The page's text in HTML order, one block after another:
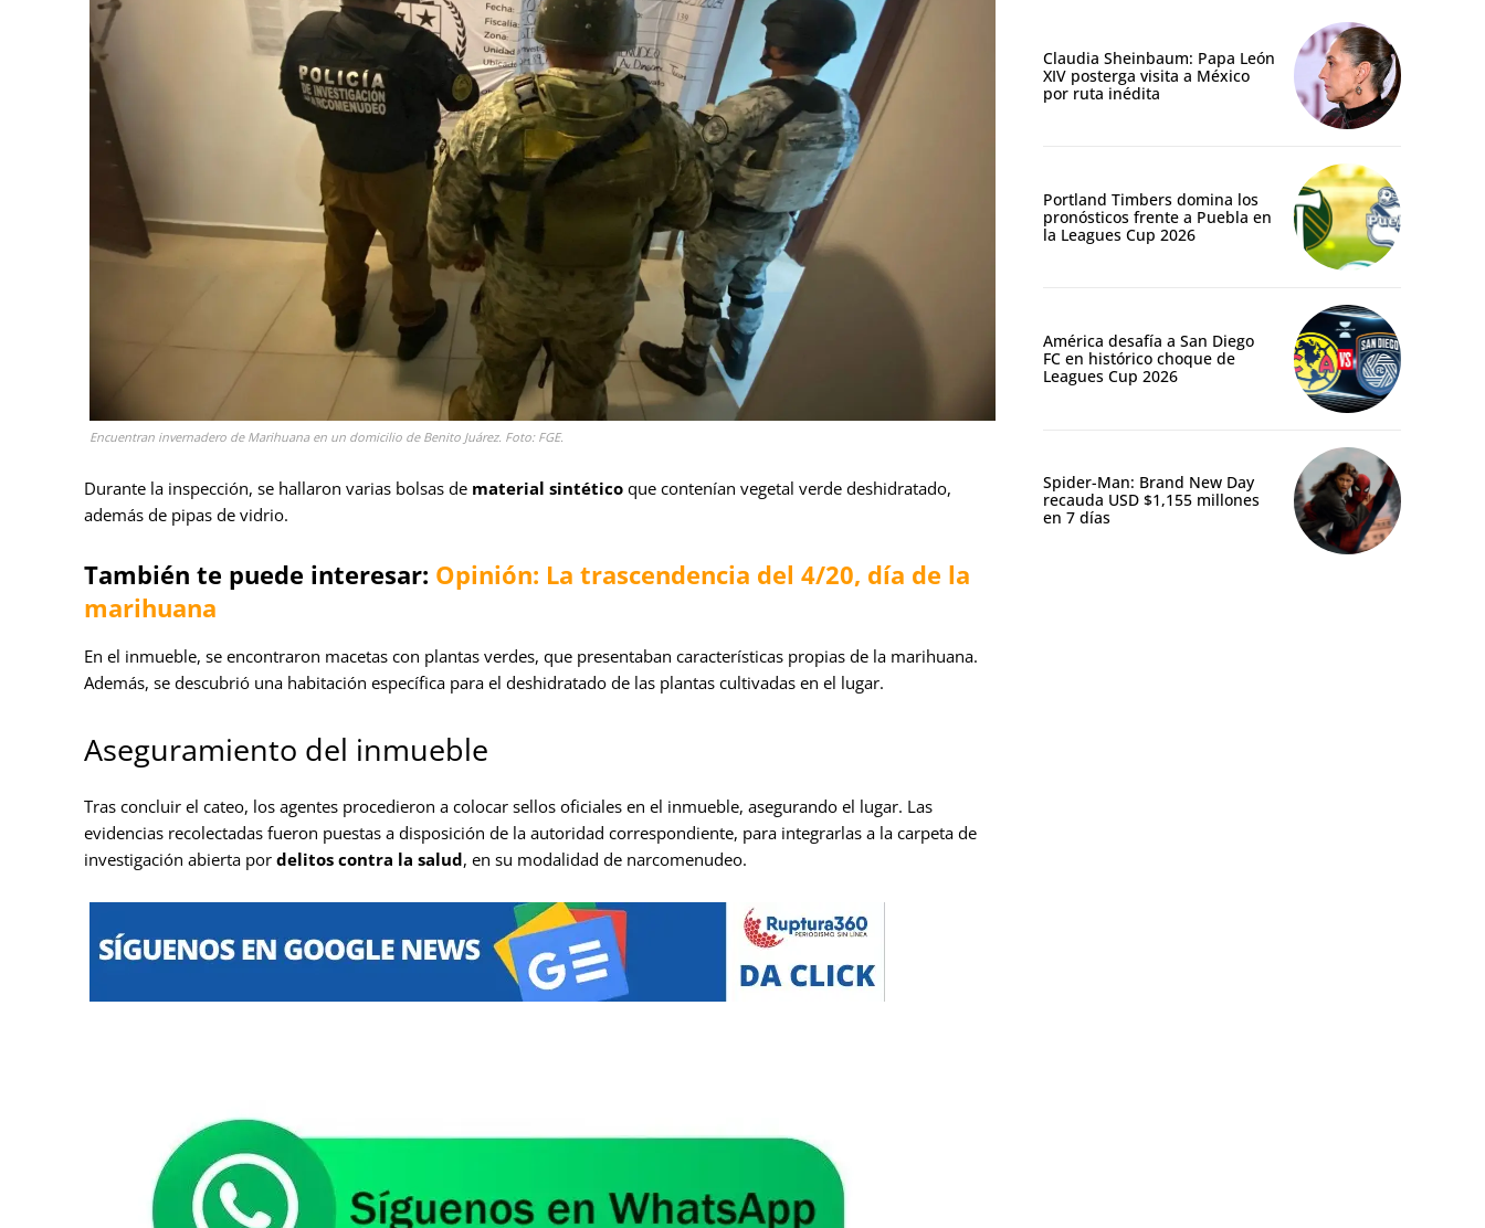
Encuentran invernadero de Marihuana en un domicilio de Benito Juárez. Foto: FGE.
Durante la inspección, se hallaron varias bolsas de material sintético que contenían vegetal verde deshidratado,
además de pipas de vidrio.
También te puede interesar: Opinión: La trascendencia del 4/20, día de la
marihuana
En el inmueble, se encontraron macetas con plantas verdes, que presentaban características propias de la marihuana.
Además, se descubrió una habitación específica para el deshidratado de las plantas cultivadas en el lugar.
Aseguramiento del inmueble
Tras concluir el cateo, los agentes procedieron a colocar sellos oficiales en el inmueble, asegurando el lugar. Las
evidencias recolectadas fueron puestas a disposición de la autoridad correspondiente, para integrarlas a la carpeta de
investigación abierta por delitos contra la salud, en su modalidad de narcomenudeo.
Claudia Sheinbaum: Papa León
XIV posterga visita a México
por ruta inédita
Portland Timbers domina los
pronósticos frente a Puebla en
la Leagues Cup 2026
América desafía a San Diego
FC en histórico choque de
Leagues Cup 2026
Spider-Man: Brand New Day
recauda USD $1,155 millones
en 7 días